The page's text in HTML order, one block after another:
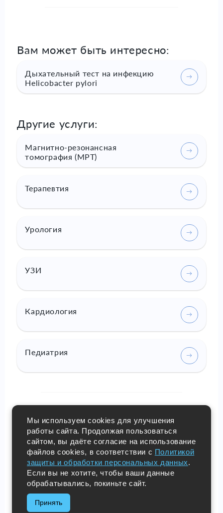
Вам может быть интересно:
Дыхательный тест на инфекцию
Helicobacter pylori
Другие услуги:
Магнитно-резонансная
томография (МРТ)
Терапевтия
Урология
УЗИ
Кардиология
Педиатрия
+7(87951) 3-55-55
+7-(988)-100-75-55
info@mldc-tais.ru
Мы используем cookies для улучшения
работы сайта. Продолжая пользоваться
сайтом, вы даёте согласие на использование
файлов cookies, в соответствии с Политикой
защиты и обработки персональных данных.
Если вы не хотите, чтобы ваши данные
обрабатывались, покиньте сайт.
Принять